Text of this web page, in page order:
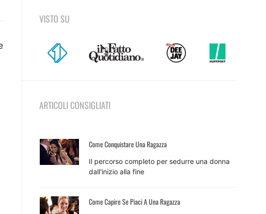
VISTO SU
ARTICOLI CONSIGLIATI
Come Conquistare Una Ragazza
Il percorso completo per sedurre una donna
dall'inizio alla fine
Come Capire Se Piaci A Una Ragazza